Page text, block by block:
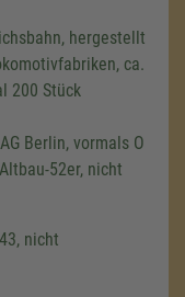
hergestellt
ca.
200 Stück
Berlin, vormals O
52er, nicht
nicht